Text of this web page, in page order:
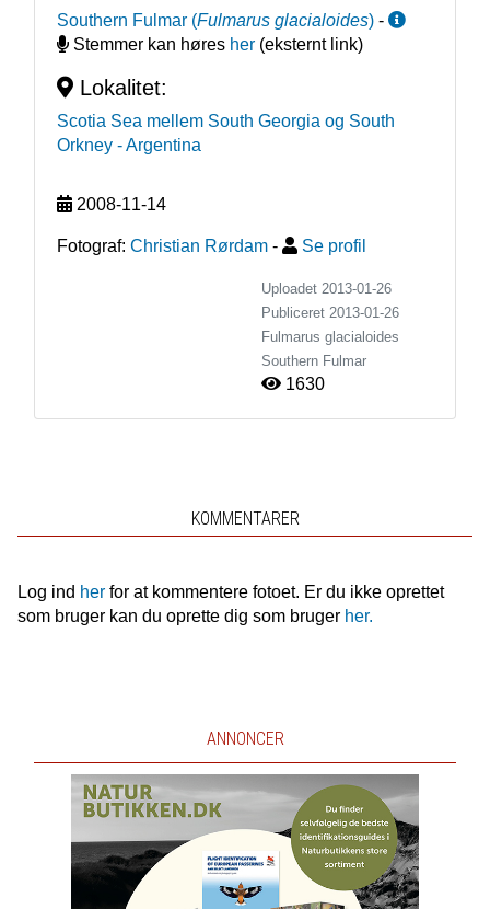
Southern Fulmar (Fulmarus glacialoides) -
Stemmer kan høres her(eksternt link)
Lokalitet:
Scotia Sea mellem South Georgia og South
Orkney - Argentina
2008-11-14
Fotograf: Christian Rørdam - Se profil
Uploadet 2013-01-26
Publiceret 2013-01-26
Fulmarus glacialoides
Southern Fulmar
1630
KOMMENTARER
Log ind herfor at kommentere fotoet. Er du ikke oprettet
som bruger kan du oprette dig som bruger her.
ANNONCER